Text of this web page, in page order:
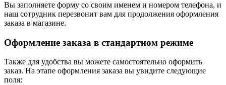
Вы заполняете форму со своим именем и номером телефона, и
наш сотрудник перезвонит вам для продолжения оформления
заказа в магазине.
Оформление заказа в стандартном режиме
Также для удобства вы можете самостоятельно оформить
заказ. На этапе оформления заказа вы увидите следующие
поля: